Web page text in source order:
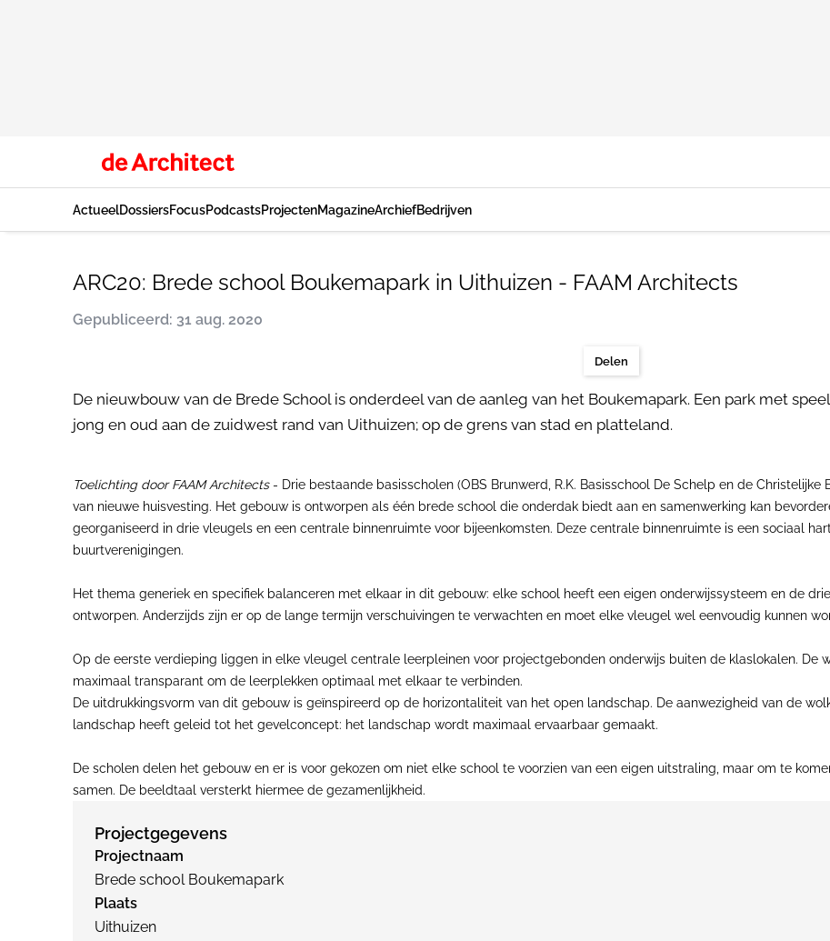
ActueelDossiersFocusPodcastsProjectenMagazineArchiefBedrijven
ARC20: Brede school Boukemapark in Uithuizen - FAAM Architects
Gepubliceerd: 31 aug. 2020
Delen
De nieuwbouw van de Brede School is onderdeel van de aanleg van het Boukemapark. Een park met
jong en oud aan de zuidwest rand van Uithuizen; op de grens van stad en platteland.
Toelichting door FAAM Architects- Drie bestaande basisscholen (OBS Brunwerd, R.K. Basisschool De Schelp en de
van nieuwe huisvesting. Het gebouw is ontworpen als één brede school die onderdak biedt aan en samenwerking kan
georganiseerd in drie vleugels en een centrale binnenruimte voor bijeenkomsten. Deze centrale binnenruimte is een sociaal
buurtverenigingen.
Het thema generiek en specifiek balanceren met elkaar in dit gebouw: elke school heeft een eigen onderwijssysteem en de
ontworpen. Anderzijds zijn er op de lange termijn verschuivingen te verwachten en moet elke vleugel wel eenvoudig kunnen
Op de eerste verdieping liggen in elke vleugel centrale leerpleinen voor projectgebonden onderwijs buiten de klaslokalen. De
maximaal transparant om de leerplekken optimaal met elkaar te verbinden.
De uitdrukkingsvorm van dit gebouw is geïnspireerd op de horizontaliteit van het open landschap. De aanwezigheid van de
landschap heeft geleid tot het gevelconcept: het landschap wordt maximaal ervaarbaar gemaakt.
De scholen delen het gebouw en er is voor gekozen om niet elke school te voorzien van een eigen uitstraling, maar om te
samen. De beeldtaal versterkt hiermee de gezamenlijkheid.
Projectgegevens
Projectnaam
Brede school Boukemapark
Plaats
Uithuizen